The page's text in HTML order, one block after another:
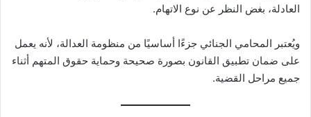
العادلة، بغض النظر عن نوع الاتهام.
ويُعتبر المحامي الجنائي جزءًا أساسيًا من منظومة العدالة، لأنه يعمل
على ضمان تطبيق القانون بصورة صحيحة وحماية حقوق المتهم أثناء
جميع مراحل القضية.